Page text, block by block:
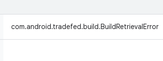
com.android.tradefed.build.BuildRetrievalError